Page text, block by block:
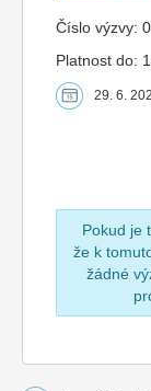
Číslo výzvy:
Platnost do:
29. 6.
Pokud je
že k
žádné